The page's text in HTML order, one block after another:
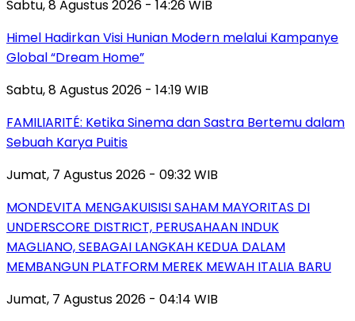
Sabtu, 8 Agustus 2026 - 14:26 WIB
Himel Hadirkan Visi Hunian Modern melalui Kampanye
Global “Dream Home”
Sabtu, 8 Agustus 2026 - 14:19 WIB
FAMILIARITÉ: Ketika Sinema dan Sastra Bertemu dalam
Sebuah Karya Puitis
Jumat, 7 Agustus 2026 - 09:32 WIB
MONDEVITA MENGAKUISISI SAHAM MAYORITAS DI
UNDERSCORE DISTRICT, PERUSAHAAN INDUK
MAGLIANO, SEBAGAI LANGKAH KEDUA DALAM
MEMBANGUN PLATFORM MEREK MEWAH ITALIA BARU
Jumat, 7 Agustus 2026 - 04:14 WIB